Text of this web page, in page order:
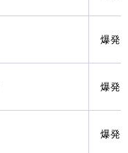
爆発
爆発
爆発